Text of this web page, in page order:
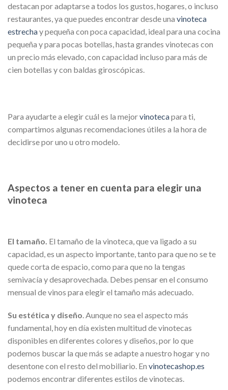
destacan por adaptarse a todos los gustos, hogares, o incluso
restaurantes, ya que puedes encontrar desde una vinoteca
estrechay pequeña con poca capacidad, ideal para una cocina
pequeña y para pocas botellas, hasta grandes vinotecas con
un precio más elevado, con capacidad incluso para más de
cien botellas y con baldas giroscópicas.
Para ayudarte a elegir cuál es la mejorvinotecapara ti,
compartimos algunas recomendaciones útiles a la hora de
decidirse por uno u otro modelo.
Aspectos a tener en cuenta para elegir una
vinoteca
El tamaño. El tamaño de la vinoteca, que va ligado a su
capacidad, es un aspecto importante, tanto para que no se te
quede corta de espacio, como para que no la tengas
semivacía y desaprovechada. Debes pensar en el consumo
mensual de vinos para elegir el tamaño más adecuado.
Su estética y diseño. Aunque no sea el aspecto más
fundamental, hoy en día existen multitud de vinotecas
disponibles en diferentes colores y diseños, por lo que
podemos buscar la que más se adapte a nuestro hogar y no
desentone con el resto del mobiliario. En vinotecashop.es
podemos encontrar diferentes estilos de vinotecas.